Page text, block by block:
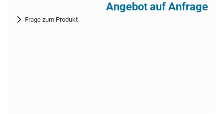
Angebot auf Anfrage
Frage zum Produkt